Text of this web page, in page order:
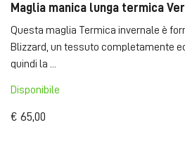
Maglia manica lunga termica
Questa maglia Termica invernale è
Blizzard, un tessuto completamente
quindi la ...
Disponibile
€ 65,00